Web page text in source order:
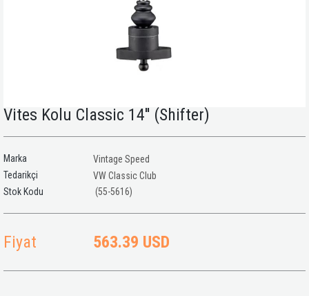
Vites Kolu Classic 14'' (Shifter)
Marka
Vintage Speed
Tedarikçi
VW Classic Club
(55-5616)
Fiyat 563.39 USD